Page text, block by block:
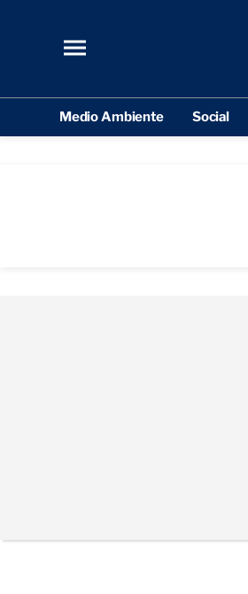
Medio Ambiente Social